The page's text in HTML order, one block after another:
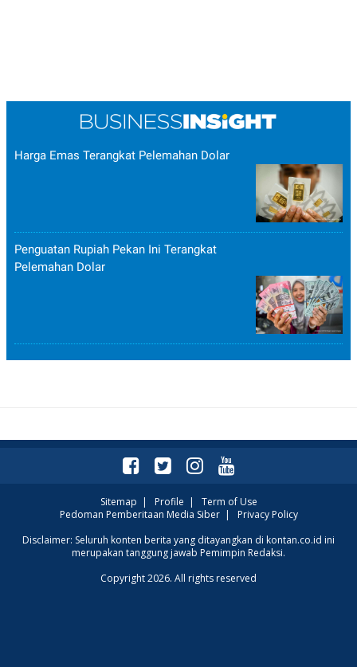
Harga Emas Terangkat Pelemahan Dolar
Penguatan Rupiah Pekan Ini Terangkat
Pelemahan Dolar
Sitemap | Profile | Term of Use
Pedoman Pemberitaan Media Siber| Privacy Policy
Disclaimer: Seluruh konten berita yang ditayangkan di kontan.co.id ini
merupakan tanggung jawab Pemimpin Redaksi.
Copyright 2026. All rights reserved